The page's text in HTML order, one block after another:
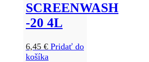
SCREENWASH
-20 4L
6,45 € Pridať do
košíka